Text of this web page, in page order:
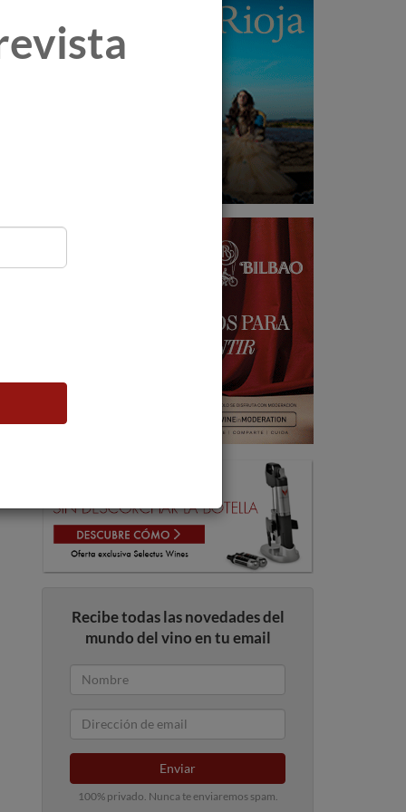
Recibe todas las novedades del
mundo del vino en tu email
Enviar
100% privado. Nunca te enviaremos spam.